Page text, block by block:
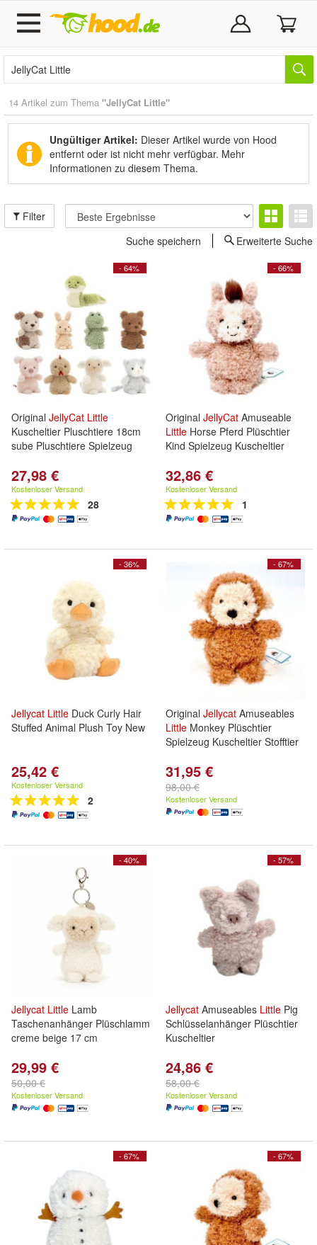
14 Artikel zum Thema "JellyCat Little"
Ungültiger Artikel: Dieser Artikel wurde von Hood
entfernt oder ist nicht mehr verfügbar. Mehr
Informationen zu diesem Thema.
Filter
Suche speichern
Erweiterte Suche
- 64%
Original JellyCat Little
Kuscheltier Pluschtiere 18cm
sube Pluschtiere Spielzeug
27,98 €
Kostenloser Versand
28
- 66%
Original JellyCat Amuseable
Little Horse Pferd Plüschtier
Kind Spielzeug Kuscheltier
32,86 €
Kostenloser Versand
1
- 36%
Jellycat Little Duck Curly Hair
Stuffed Animal Plush Toy New
25,42 €
Kostenloser Versand
2
- 67%
Original Jellycat Amuseables
Little Monkey Plüschtier
Spielzeug Kuscheltier Stofftier
31,95 €
98,00 €
Kostenloser Versand
- 40%
Jellycat Little Lamb
Taschenanhänger Plüschlamm
creme beige 17 cm
29,99 €
50,00 €
Kostenloser Versand
- 57%
Jellycat Amuseables Little Pig
Schlüsselanhänger Plüschtier
Kuscheltier
24,86 €
58,00 €
Kostenloser Versand
- 67% - 67%